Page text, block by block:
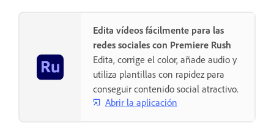
Edita vídeos fácilmente para las
redes sociales con Premiere Rush
Edita, corrige el color, añade audio y
utiliza plantillas con rapidez para
conseguir contenido social atractivo.
Abrir la aplicación